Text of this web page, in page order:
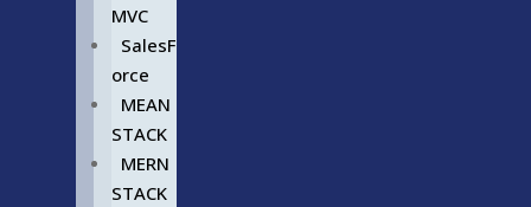
MVC
SalesF
orce
MEAN
STACK
MERN
STACK